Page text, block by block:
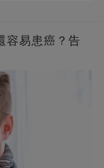
容易患癌？告